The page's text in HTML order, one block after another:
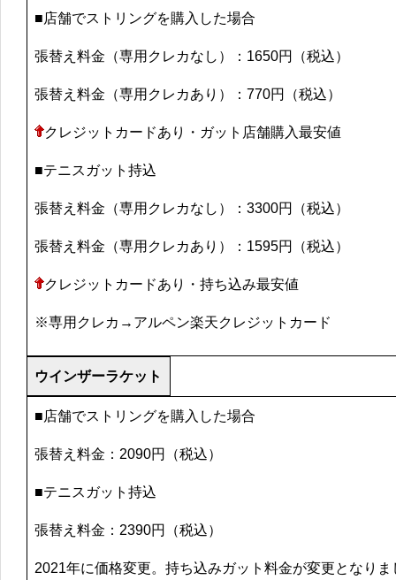
■店舗でストリングを購入した場合
張替え料金（専用クレカなし）：1650円（税込）
張替え料金（専用クレカあり）：770円（税込）
クレジットカードあり・ガット店舗購入最安値
■テニスガット持込
張替え料金（専用クレカなし）：3300円（税込）
張替え料金（専用クレカあり）：1595円（税込）
クレジットカードあり・持ち込み最安値
※専用クレカ→アルペン楽天クレジットカード
ウインザーラケット
■店舗でストリングを購入した場合
張替え料金：2090円（税込）
■テニスガット持込
張替え料金：2390円（税込）
2021年に価格変更。持ち込みガット料金が変更となりま